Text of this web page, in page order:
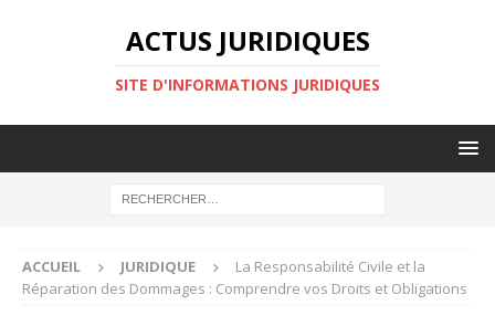
ACTUS JURIDIQUES
SITE D'INFORMATIONS JURIDIQUES
ACCUEIL JURIDIQUE
La Responsabilité Civile et la
Réparation des Dommages : Comprendre vos Droits et Obligations